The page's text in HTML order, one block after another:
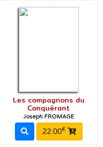
Les compagnons du
Conquérant
Joseph FROMAGE
22.00€